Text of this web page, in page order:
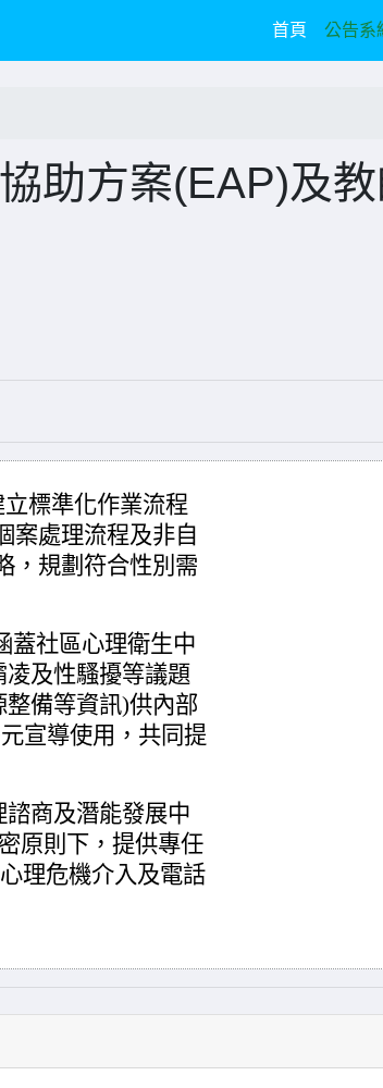
首頁(current)
公告系
助方案(EAP)及
標準化作業流程
案處理流程及非自
，規劃符合性別需
蓋社區心理衛生中
及性騷擾等議題
備等資訊)供內部
宣導使用，共同提
商及潛能發展中
原則下，提供專任
理危機介入及電話